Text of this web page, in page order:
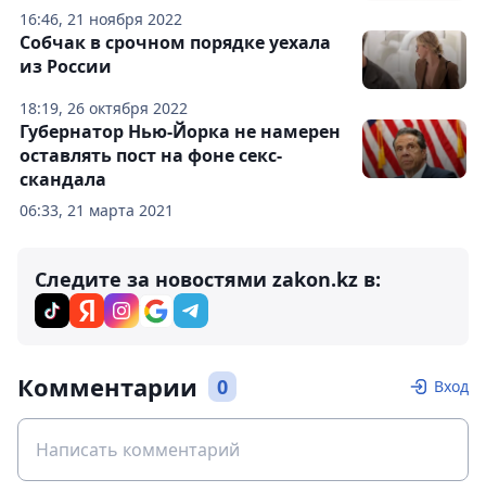
16:46, 21 ноября 2022
18:19, 26 октября 2022
Собчак в срочном порядке уехала
из России
06:33, 21 марта 2021
Губернатор Нью-Йорка не намерен
оставлять пост на фоне секс-
скандала
Следите за новостями zakon.kz в:
Комментарии 0 Вход